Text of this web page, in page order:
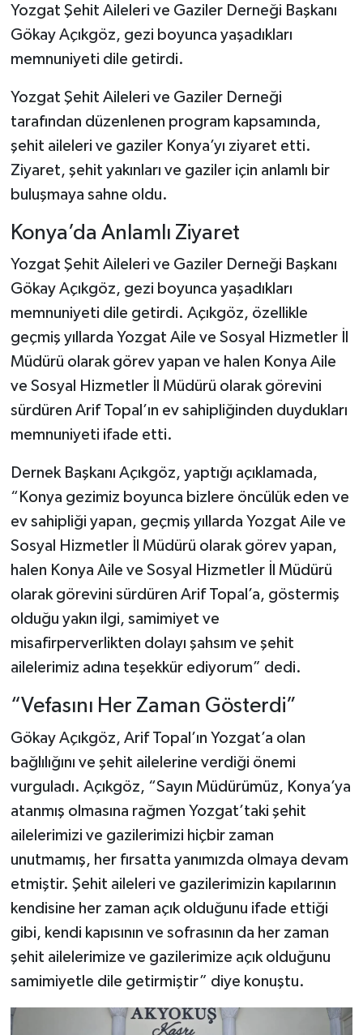
Yozgat Şehit Aileleri ve Gaziler Derneği Başkanı
Gökay Açıkgöz, gezi boyunca yaşadıkları
memnuniyeti dile getirdi.
Yozgat Şehit Aileleri ve Gaziler Derneği
tarafından düzenlenen program kapsamında,
şehit aileleri ve gaziler Konya’yı ziyaret etti.
Ziyaret, şehit yakınları ve gaziler için anlamlı bir
buluşmaya sahne oldu.
Konya’da Anlamlı Ziyaret
Yozgat Şehit Aileleri ve Gaziler Derneği Başkanı
Gökay Açıkgöz, gezi boyunca yaşadıkları
memnuniyeti dile getirdi. Açıkgöz, özellikle
geçmiş yıllarda Yozgat Aile ve Sosyal Hizmetler İl
Müdürü olarak görev yapan ve halen Konya Aile
ve Sosyal Hizmetler İl Müdürü olarak görevini
sürdüren Arif Topal’ın ev sahipliğinden duydukları
memnuniyeti ifade etti.
Dernek Başkanı Açıkgöz, yaptığı açıklamada,
“Konya gezimiz boyunca bizlere öncülük eden ve
ev sahipliği yapan, geçmiş yıllarda Yozgat Aile ve
Sosyal Hizmetler İl Müdürü olarak görev yapan,
halen Konya Aile ve Sosyal Hizmetler İl Müdürü
olarak görevini sürdüren Arif Topal’a, göstermiş
olduğu yakın ilgi, samimiyet ve
misafirperverlikten dolayı şahsım ve şehit
ailelerimiz adına teşekkür ediyorum” dedi.
“Vefasını Her Zaman Gösterdi”
Gökay Açıkgöz, Arif Topal’ın Yozgat’a olan
bağlılığını ve şehit ailelerine verdiği önemi
vurguladı. Açıkgöz, “Sayın Müdürümüz, Konya’ya
atanmış olmasına rağmen Yozgat’taki şehit
ailelerimizi ve gazilerimizi hiçbir zaman
unutmamış, her fırsatta yanımızda olmaya devam
etmiştir. Şehit aileleri ve gazilerimizin kapılarının
kendisine her zaman açık olduğunu ifade ettiği
gibi, kendi kapısının ve sofrasının da her zaman
şehit ailelerimize ve gazilerimize açık olduğunu
samimiyetle dile getirmiştir” diye konuştu.